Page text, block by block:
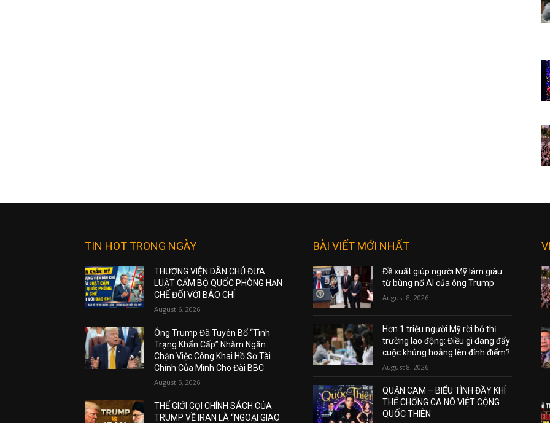
TIN HOT TRONG NGÀY
THƯỢNG VIỆN DÂN CHỦ ĐƯA
LUẬT CẤM BỘ QUỐC PHÒNG HẠN
CHẾ ĐỐI VỚI BÁO CHÍ
August 6, 2026
Ông Trump Đã Tuyên Bố “Tình
Trạng Khẩn Cấp” Nhằm Ngăn
Chặn Việc Công Khai Hồ Sơ Tài
Chính Của Mình Cho Đài BBC
August 5, 2026
THẾ GIỚI GỌI CHÍNH SÁCH CỦA
TRUMP VỀ IRAN LÀ “NGOẠI GIAO
BÀI VIẾT MỚI NHẤT
Đề xuất giúp người Mỹ làm giàu
từ bùng nổ AI của ông Trump
August 8, 2026
Hơn 1 triệu người Mỹ rời bỏ thị
trường lao động: Điều gì đang đẩy
cuộc khủng hoảng lên đỉnh điểm?
August 8, 2026
QUẬN CAM – BIỂU TÌNH ĐẦY KHÍ
THẾ CHỐNG CA NÔ VIỆT CỘNG
QUỐC THIÊN